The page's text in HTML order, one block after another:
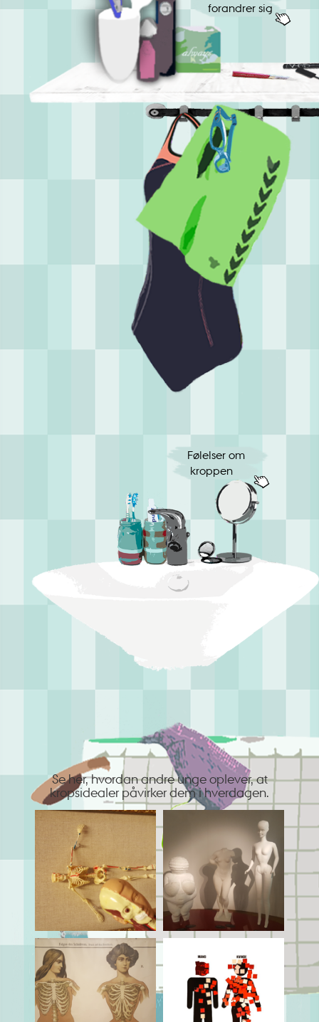
forandrer sig
Følelser om
kroppen
Se her, hvordan andre unge oplever, at
kropsidealer påvirker dem i hverdagen.